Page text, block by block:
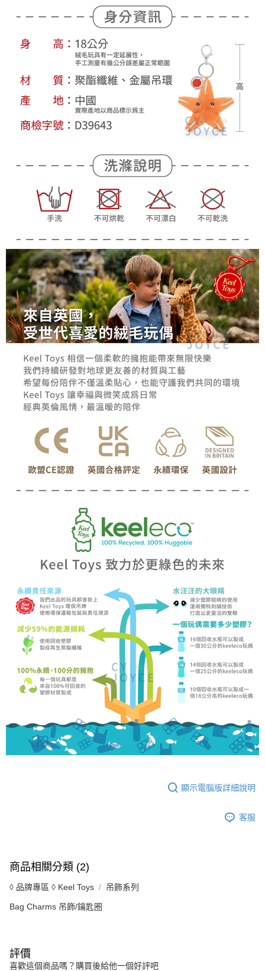
顯示電腦版詳細說明
客服
商品相關分類 (2)
◊ 品牌專區 ◊ Keel Toys 吊飾系列
Bag Charms 吊飾/鑰匙圈
評價
喜歡這個商品嗎？購買後給他一個好評吧